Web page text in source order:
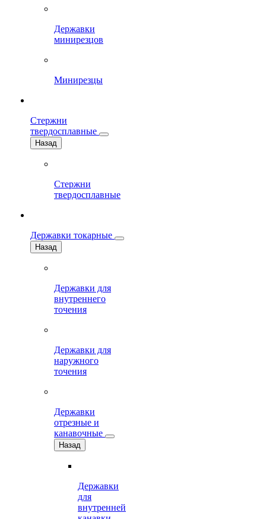
Державки
минирезцов
Минирезцы
Стержни
твердосплавные
Назад
Стержни
твердосплавные
Державки токарные
Назад
Державки для
внутреннего
точения
Державки для
наружного
точения
Державки
отрезные и
канавочные
Назад
Державки
для
внутренней